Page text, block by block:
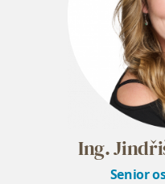
Ing.
Senior